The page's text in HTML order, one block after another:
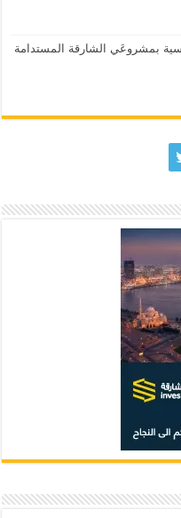
بمشروعَي الشارقة المستدامة